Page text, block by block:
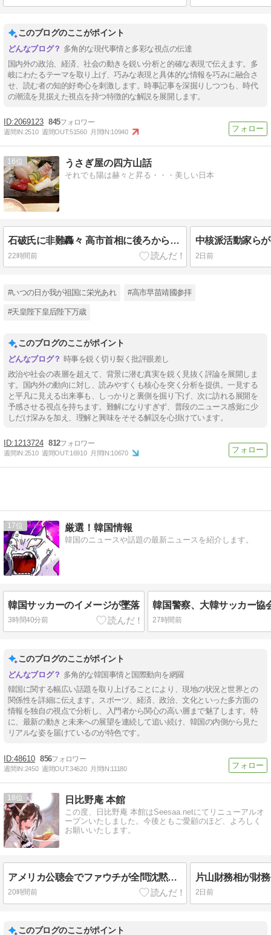
このブログのここがポイント
多角的な現代事情と多彩な視点の伝達
国内外の政治、経済、社会の動きを鋭い分析と的確な表現で伝えます。多
岐にわたるテーマを取り上げ、巧みな表現と具体的な情報を巧みに融合さ
せ、読む者の知的好奇心を刺激します。時事記事を深掘りしつつも、時代
の潮流を見据えた視点を持つ特徴的な解説を展開します。
2069123 845
週間IN:2510 週間OUT:51560 月間IN:10940
16 うさぎ屋の四方山話
それでも陽は赫々と昇る・・・美しい日本
石破氏に非難轟々 高市首相に後ろから〝鉄砲〟
22時間前 2日前
#いつの日か我が祖国に栄光あれ #高市早苗靖國参拝
#天皇陛下皇后陛下万歳
このブログのここがポイント
時事を鋭く切り裂く批評眼差し
政治や社会の表層を超えて、背景に潜む真実を鋭く見抜く評論を展開しま
す。国内外の動向に対し、読みやすくも核心を突く分析を提供。一見する
と平凡に見える出来事も、しっかりと裏側を掘り下げ、次に訪れる展開を
予感させる視点を持ちます。難解になりすぎず、普段のニュース感覚に少
しだけ深みを加え、理解と興味をそそる解説を心掛けています。
1213724 812
週間IN:2510 週間OUT:16910 月間IN:10670
17 厳選！韓国情報
韓国のニュースや話題の最新ニュースを紹介します。
韓国サッカーのイメージが墜落
3時間40分前 27時間前
このブログのここがポイント
多角的な韓国事情と国際動向を網羅
韓国に関する幅広い話題を取り上げることにより、現地の状況と世界との
関係性を詳細に伝えます。スポーツ、経済、政治、文化といった多方面の
情報を独自の視点で分析し、入門者から関心の高い層まで魅了します。特
に、最新の動きと未来への展望を連続して追い続け、韓国の内側から見た
リアルな姿を届けているのが特色です。
48610 856
週間IN:2450 週間OUT:34620 月間IN:11180
18 日比野庵 本館
この度、日比野庵 本館はSeesaa.netにてリニューアルオ
ープンいたしました。今後ともご愛顧のほど、よろしく
お願いいたします。
アメリカ公聴会でファウチが全問沈黙！武漢ラボ隠蔽の日記暴露で世界を欺いたパンデミック工作の闇と日本への波及！
20時間前 2日前
このブログのここがポイント